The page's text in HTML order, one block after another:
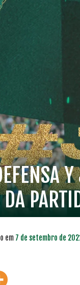
em 7 de setembro de